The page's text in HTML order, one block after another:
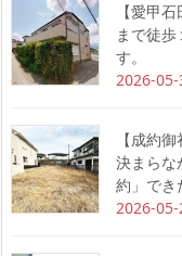
【愛甲
まで徒
す。
2026-05-
【成約
決まらな
約」でき
2026-